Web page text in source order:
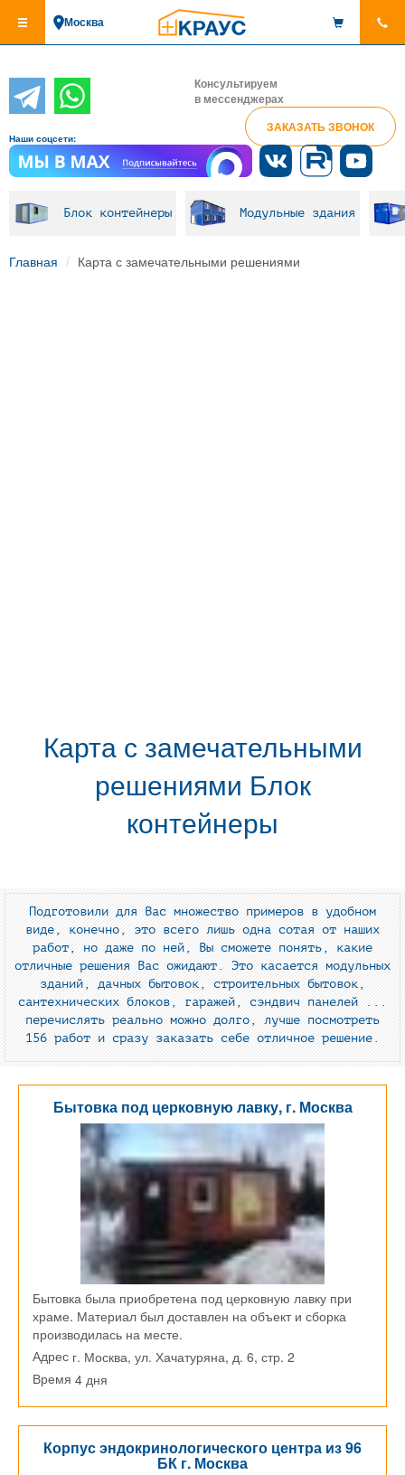
основному
Москва
Консультируем
в мессенджерах
ЗАКАЗАТЬ ЗВОНОК
Наши соцсети:
Блок контейнеры Модульные здания
Главная Карта с замечательными решениями
Карта с замечательными
решениями Блок
контейнеры
Подготовили для Вас множество примеров в удобном
виде, конечно, это всего лишь одна сотая от наших
работ, но даже по ней, Вы сможете понять, какие
отличные решения Вас ожидают. Это касается модульных
зданий, дачных бытовок, строительных бытовок,
сантехнических блоков, гаражей, сэндвич панелей ...
перечислять реально можно долго, лучше посмотреть
156 работ и сразу заказать себе отличное решение.
Бытовка под церковную лавку, г. Москва
Бытовка была приобретена под церковную лавку при
храме. Материал был доставлен на объект и сборка
производилась на месте.
Адрес г. Москва, ул. Хачатуряна, д. 6, стр. 2
Время 4 дня
Корпус эндокринологического центра из 96
БК г. Москва